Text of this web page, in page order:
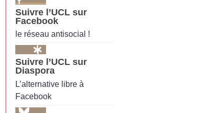
Suivre l’UCL sur
Facebook
le réseau antisocial !
Suivre l’UCL sur
Diaspora
L’alternative libre à
Facebook